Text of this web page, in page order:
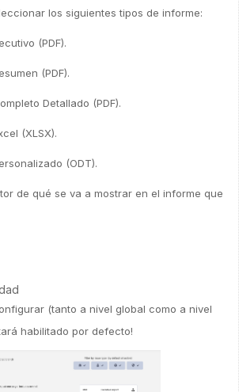
los siguientes tipos de informe:
(PDF).
(PDF).
Detallado (PDF).
(XLSX).
(ODT).
de qué se va a mostrar en el informe que
(tanto a nivel global como a nivel
habilitado por defecto!